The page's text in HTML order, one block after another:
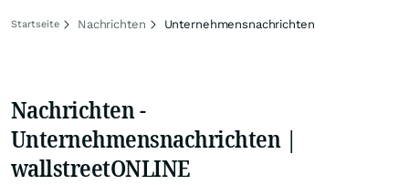
Startseite Nachrichten Unternehmensnachrichten
Nachrichten -
Unternehmensnachrichten |
wallstreetONLINE